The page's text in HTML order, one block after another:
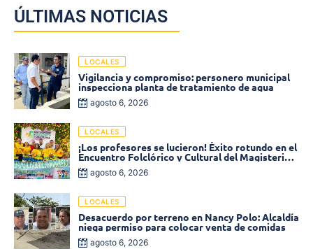
ÚLTIMAS NOTICIAS
LOCALES
Vigilancia y compromiso: personero municipal
inspecciona planta de tratamiento de agua
agosto 6, 2026
LOCALES
¡Los profesores se lucieron! Éxito rotundo en el
Encuentro Folclórico y Cultural del Magisterio
2026 en Ciénaga
agosto 6, 2026
LOCALES
Desacuerdo por terreno en Nancy Polo: Alcaldía
niega permiso para colocar venta de comidas
agosto 6, 2026